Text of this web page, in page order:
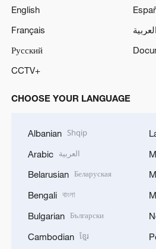
English
Français
العربية
Русский
CCTV+
CHOOSE YOUR LANGUAGE
Albanian Shqip
Arabic العربية
Belarusian Беларуская
Bengali বাংলা
Bulgarian Български
Cambodian ខ្មែរ